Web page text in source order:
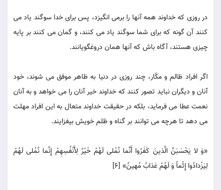
در روزی که خداوند همه آنها را برمی انگیزد، پس برای خدا سوگند یاد می
کنند آن گونه که برای شما سوگند یاد می کنند، و گمان می کنند بر پایه
چیزی هستند، آگاه باش که آنها همان دروغگویانند.
اگر افراد ظالم و مکّار، چند روزی در دنیا به ظاهر موفق می شوند، خود
آنان و دیگران نباید تصور کنند که خداوند خیر آنان را می خواهد و به آنان
نعمت عطا می فرماید، بلکه در حقیقت خداوند متعال به این افراد مهلت
می دهد تا هرچه می توانند بر گناه و ظلم خویش بیفزایند.
«وَ لا یَحْسَبَنَّ الَّذینَ کَفَرُوا أَنَّما نُمْلی لَهُمْ خَیْرٌ لِأَنْفُسِهِمْ إِنَّما نُمْلی لَهُمْ
لِیَزْدادُوا إِثْماً وَ لَهُمْ عَذابٌ مُهینٌ» [6]